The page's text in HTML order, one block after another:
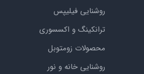
روشنایی فیلیپس
ترانکینگ و اکسسوری
محصولات زومتوبل
روشنایی خانه و نور